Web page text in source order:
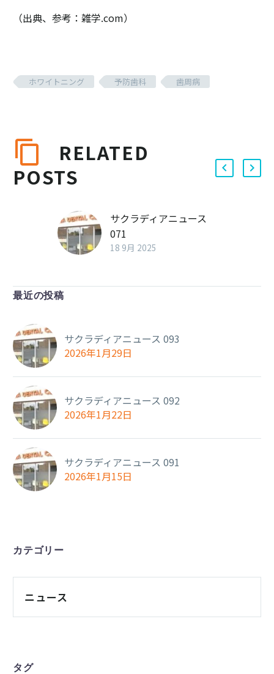
（出典、参考：雑学.com）
ホワイトニング 予防歯科 歯周病
RELATED
POSTS
サクラディアニュース
071
18 9月 2025
最近の投稿
サクラディアニュース 093
2026年1月29日
サクラディアニュース 092
2026年1月22日
サクラディアニュース 091
2026年1月15日
カテゴリー
ニュース
タグ